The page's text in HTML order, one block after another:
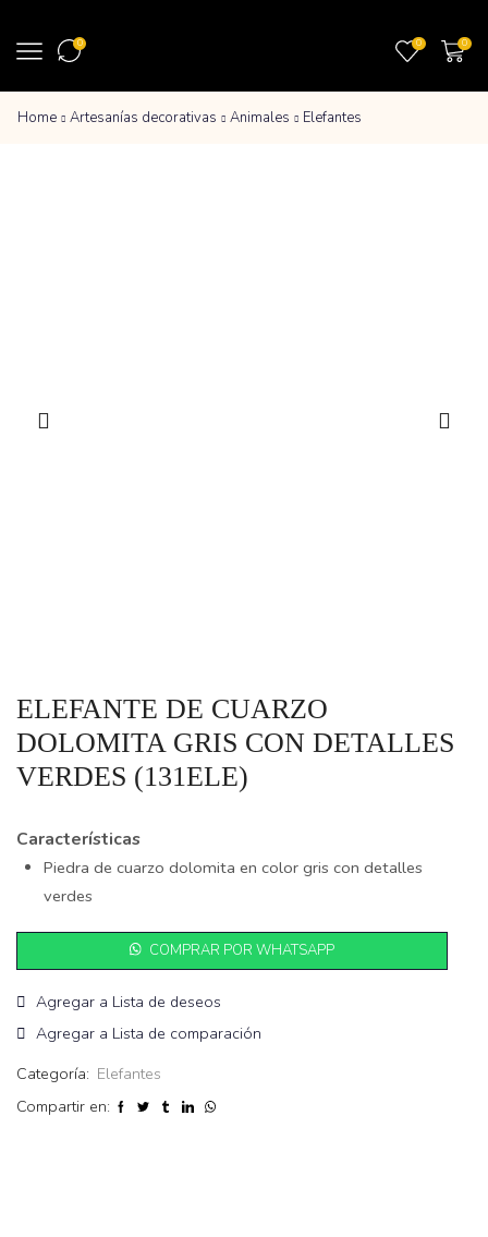
0 0 0
Home Artesanías decorativas Animales Elefantes
ELEFANTE DE CUARZO
DOLOMITA GRIS CON DETALLES
VERDES (131ELE)
Características
Piedra de cuarzo dolomita en color gris con detalles
verdes
COMPRAR POR WHATSAPP
Agregar a Lista de deseos
Agregar a Lista de comparación
Categoría: Elefantes
Compartir en: